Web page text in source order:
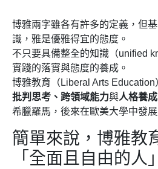
博雅兩字雖各有許多的定義，但
識，雅是優雅得宜的態度。
不只要具備整全的知識（unified
實踐的落實與態度的養成。
博雅教育（Liberal Arts Education
批判思考、跨領域能力與人格養成
希臘羅馬，後來在歐美大學中發展
簡單來說，博雅教
「全面且自由的人